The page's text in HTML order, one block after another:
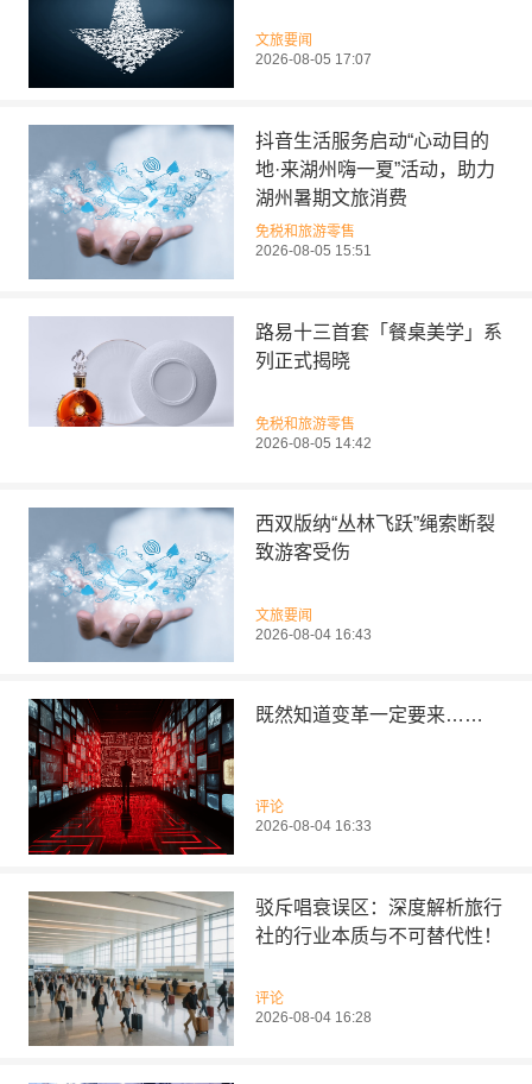
文旅要闻
2026-08-05 17:07
抖音生活服务启动“心动目的
地·来湖州嗨一夏”活动，助力
湖州暑期文旅消费
免税和旅游零售
2026-08-05 15:51
路易十三首套「餐桌美学」系
列正式揭晓
免税和旅游零售
2026-08-05 14:42
西双版纳“丛林飞跃”绳索断裂
致游客受伤
文旅要闻
2026-08-04 16:43
既然知道变革一定要来……
评论
2026-08-04 16:33
驳斥唱衰误区：深度解析旅行
社的行业本质与不可替代性！
评论
2026-08-04 16:28